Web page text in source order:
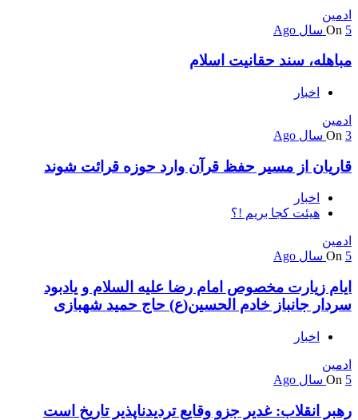
ادمین
On 5 سال Ago
مباهله، سند حقانیت اسلام
اخبار
ادمین
On 3 سال Ago
قاریان از مسیر حفظ قرآن وارد حوزه قرائت شوند
اخبار
هیئت کجا بریم !؟
ادمین
On 5 سال Ago
ایام زیارت مخصوص امام رضا علیه السلام و یادبود
سردار جانباز خادم الحسین(ع) حاج حمید شهبازی
اخبار
ادمین
On 5 سال Ago
رهبر انقلاب: غدیر جزو وقایع تردیدناپذیر تاریخ است